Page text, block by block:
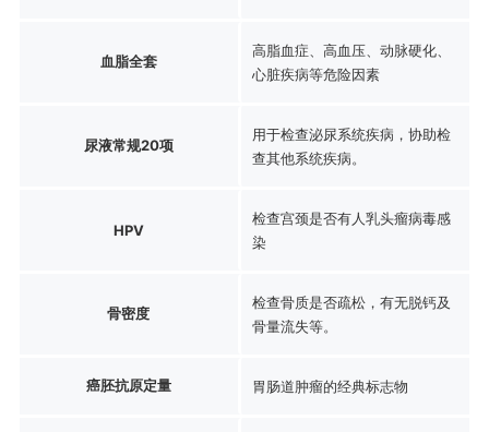
血脂全套
高脂血症、高血压、动脉硬化、
心脏疾病等危险因素
尿液常规20项
用于检查泌尿系统疾病，协助检
查其他系统疾病。
HPV
检查宫颈是否有人乳头瘤病毒感
染
骨密度
检查骨质是否疏松，有无脱钙及
骨量流失等。
癌胚抗原定量 胃肠道肿瘤的经典标志物